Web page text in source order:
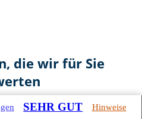
die wir für Sie
SEHR GUT Hinweise